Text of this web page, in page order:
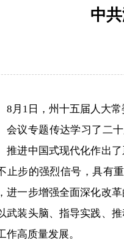
中
8月1日，州十五届人大
会议专题传达学习了二
推进中国式现代化作出
止步的强烈信号，具有
进一步增强全面深化改
武装头脑、指导实践、
作高质量发展。